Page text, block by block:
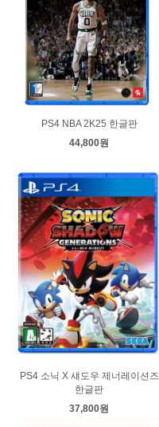
PS4 NBA 2K25 한글판
44,800원
PS4 소닉 X 섀도우 제너레이션즈
한글판
37,800원